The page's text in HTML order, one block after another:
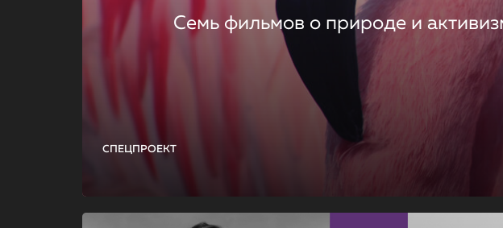
СПЕЦПРОЕКТ
Семь фильмов о природе и